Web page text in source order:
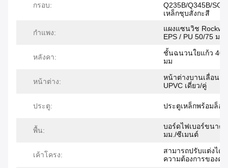
กรอบ:
Q235B/Q345B/
เหล็กชุบสังกะสี
กำแพง:
แผงแซนวิช
EPS / PU 50/75 มม
หลังคา:
ชั้นฉนวนใยแก้ว 40/
มม
หน้าต่าง:
หน้าต่างบานเลื่อนก
UPVC เดี่ยว/คู่
ประตู: ประตูเหล็กพร้อมล็อค
พื้น:
บอร์ดไฟเบอร์ขนาด
มม./ซีเมนต์
เค้าโครง:
สามารถปรับแต่งได้
ความต้องการของคุ